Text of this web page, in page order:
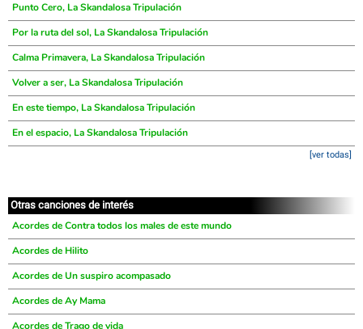
Punto Cero, La Skandalosa Tripulación
Por la ruta del sol, La Skandalosa Tripulación
Calma Primavera, La Skandalosa Tripulación
Volver a ser, La Skandalosa Tripulación
En este tiempo, La Skandalosa Tripulación
En el espacio, La Skandalosa Tripulación
[ver todas]
Otras canciones de interés
Acordes de Contra todos los males de este mundo
Acordes de Hilito
Acordes de Un suspiro acompasado
Acordes de Ay Mama
Acordes de Trago de vida